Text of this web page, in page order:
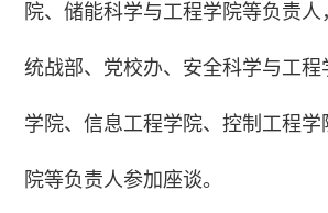
院、储能科学与工程学院等负责
统战部、党校办、安全科学与工程
学院、信息工程学院、控制工程学
院等负责人参加座谈。